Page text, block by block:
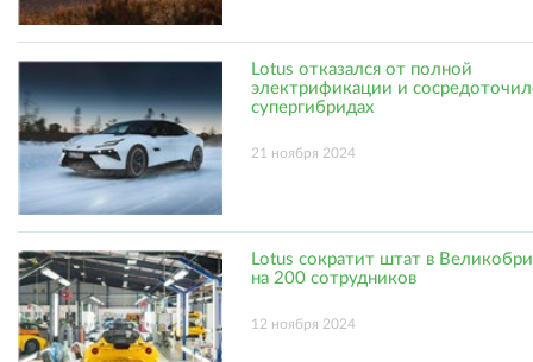
Lotus отказался от полной
электрификации и
супергибридах
21 ноября 2024
Lotus сократит штат в
на 200 сотрудников
12 ноября 2024